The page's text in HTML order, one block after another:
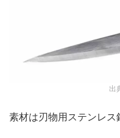
出
素材は刃物用ステンレス